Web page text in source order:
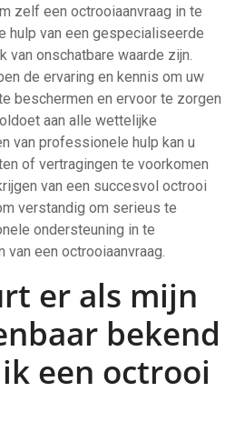
zelf een octrooiaanvraag in te
hulp van een gespecialiseerde
van onschatbare waarde zijn.
de ervaring en kennis om uw
beschermen en ervoor te zorgen
aan alle wettelijke
van professionele hulp kan u
of vertragingen te voorkomen
van een succesvol octrooi
verstandig om serieus te
ondersteuning in te
van een octrooiaanvraag.
er als mijn
bekend
een octrooi